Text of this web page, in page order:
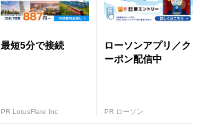
最短5分で接続
PR LotusFlare Inc
ローソンアプリ／ク
ーポン配信中
PR ローソン